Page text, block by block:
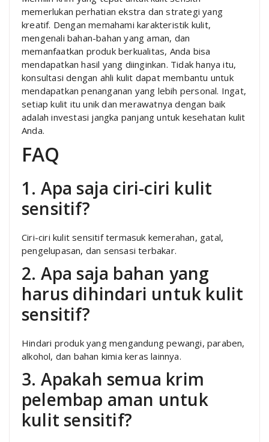
memerlukan perhatian ekstra dan strategi yang
kreatif. Dengan memahami karakteristik kulit,
mengenali bahan-bahan yang aman, dan
memanfaatkan produk berkualitas, Anda bisa
mendapatkan hasil yang diinginkan. Tidak hanya itu,
konsultasi dengan ahli kulit dapat membantu untuk
mendapatkan penanganan yang lebih personal. Ingat,
setiap kulit itu unik dan merawatnya dengan baik
adalah investasi jangka panjang untuk kesehatan kulit
Anda.
FAQ
1. Apa saja ciri-ciri kulit
sensitif?
Ciri-ciri kulit sensitif termasuk kemerahan, gatal,
pengelupasan, dan sensasi terbakar.
2. Apa saja bahan yang
harus dihindari untuk kulit
sensitif?
Hindari produk yang mengandung pewangi, paraben,
alkohol, dan bahan kimia keras lainnya.
3. Apakah semua krim
pelembap aman untuk
kulit sensitif?